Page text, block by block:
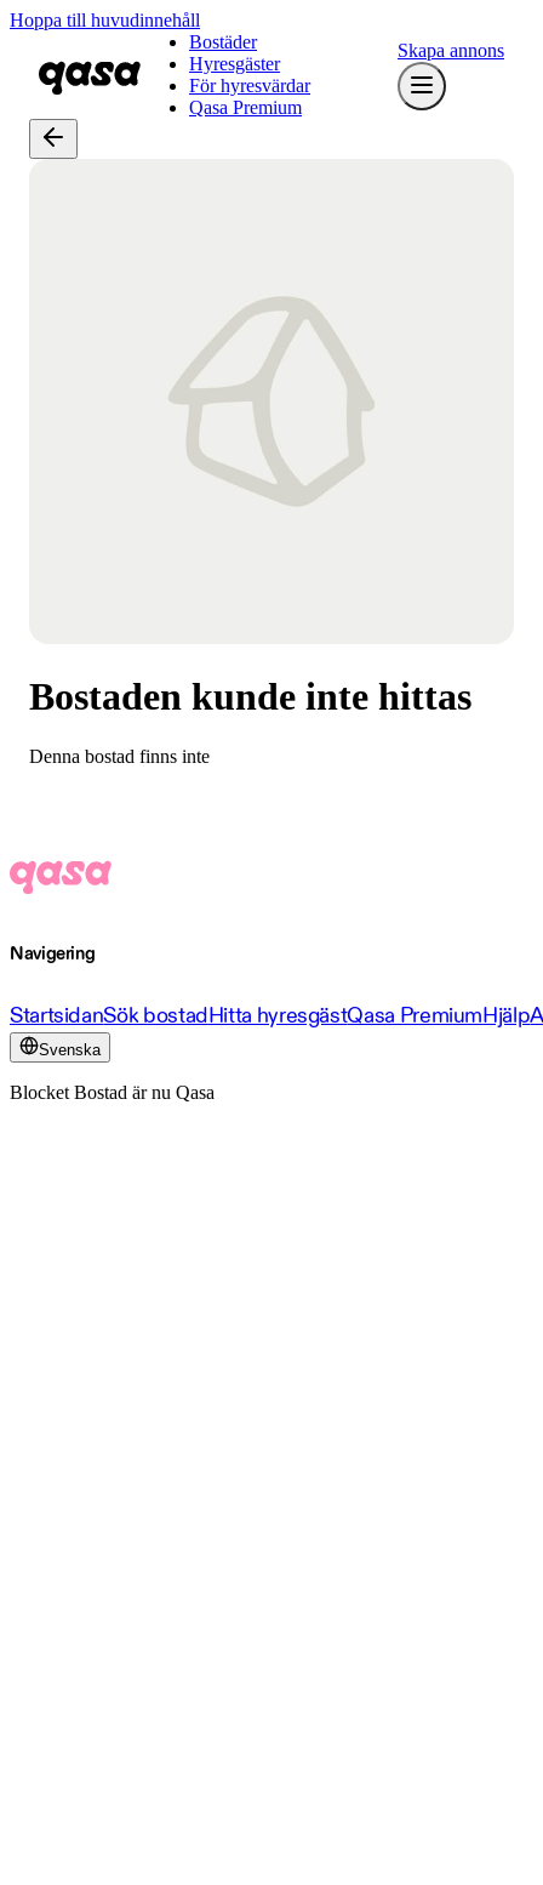
Hoppa till huvudinnehåll
Bostäder
Hyresgäster
För hyresvärdar
Qasa Premium
Skapa annons
Bostaden kunde inte hittas
Denna bostad finns inte
Navigering
StartsidanSök bostadHitta hyresgästQasa PremiumHjälp
Svenska
Blocket Bostad är nu Qasa